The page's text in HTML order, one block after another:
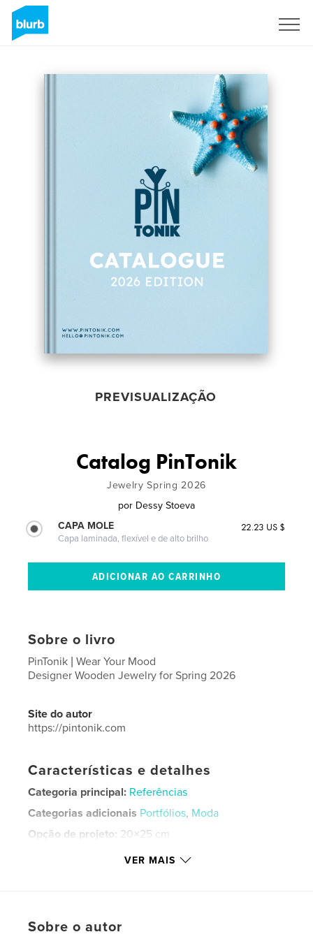
PREVISUALIZAÇÃO
Catalog PinTonik
Jewelry Spring 2026
por Dessy Stoeva
CAPA MOLE
Capa laminada, flexível e de alto brilho
22.23 US $
Sobre o livro
PinTonik | Wear Your Mood
Designer Wooden Jewelry for Spring 2026
Site do autor
https://pintonik.com
Características e detalhes
Categoria principal: Referências
Categorias adicionais Portfólios, Moda
Opção de projeto: 20×25 cm
IdiomaEnglish
VER MAIS
Sobre o autor